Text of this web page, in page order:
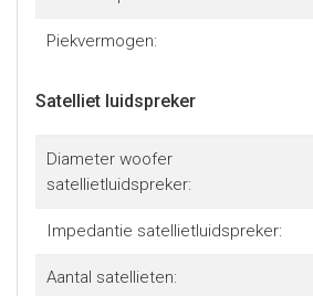
Piekvermogen:
Satelliet luidspreker
Diameter woofer
satellietluidspreker:
Impedantie satellietluidspreker:
Aantal satellieten: